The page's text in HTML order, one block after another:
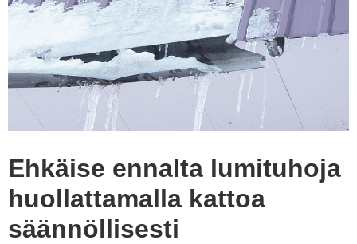
Ehkäise ennalta lumituhoja
huollattamalla kattoa
säännöllisesti